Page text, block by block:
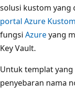
solusi kustom yang
portal Azure
fungsi Azureyang
Key Vault.
Untuk templat
penyebaran nama